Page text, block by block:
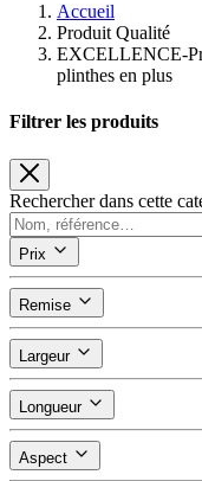
Accueil
Produit Qualité
EXCELLENCE-
plinthes en plus
Filtrer les produits
Rechercher dans cette
Prix
Remise
Largeur
Longueur
Aspect